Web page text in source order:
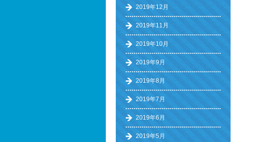
2019年12月
2019年11月
2019年10月
2019年9月
2019年8月
2019年7月
2019年6月
2019年5月